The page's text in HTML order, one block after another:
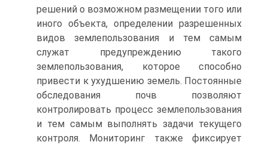
решений о возможном размещении того или
иного объекта, определении разрешенных
видов землепользования и тем самым
служат предупреждению такого
землепользования, которое способно
привести к ухудшению земель. Постоянные
обследования почв позволяют
контролировать процесс землепользования
и тем самым выполнять задачи текущего
контроля. Мониторинг также фиксирует